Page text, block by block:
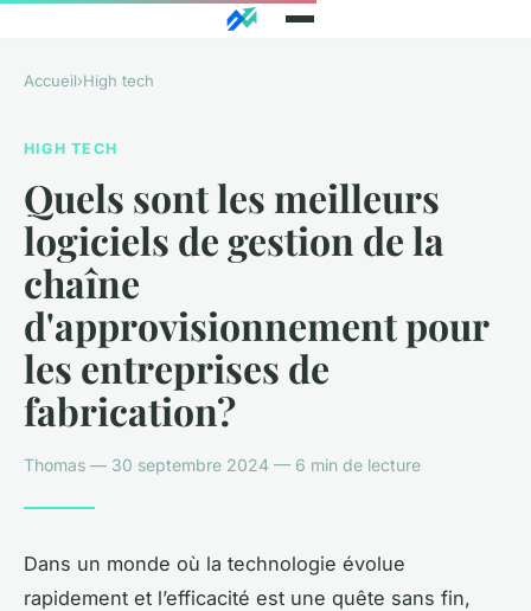
Accueil›High tech
HIGH TECH
Quels sont les meilleurs
logiciels de gestion de la
chaîne
d'approvisionnement pour
les entreprises de
fabrication?
Thomas — 30 septembre 2024 — 6 min de lecture
Dans un monde où la technologie évolue
rapidement et l’efficacité est une quête sans fin,